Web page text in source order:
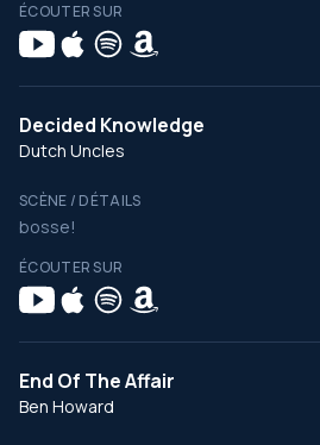
ÉCOUTER SUR
Decided Knowledge
Dutch Uncles
SCÈNE / DÉTAILS
bosse!
ÉCOUTER SUR
End Of The Affair
Ben Howard